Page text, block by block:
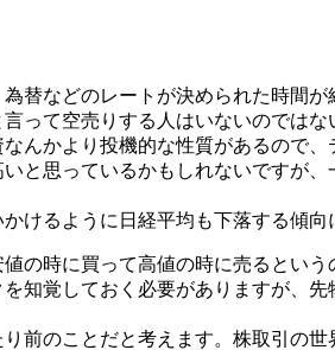
替などのレートが決められた時間
って空売りする人はいないのでは
んかより投機的な性質があるので
と思っているかもしれないですが
けるように日経平均も下落する傾
の時に買って高値の時に売るとい
知覚しておく必要がありますが、
前のことだと考えます。株取引の